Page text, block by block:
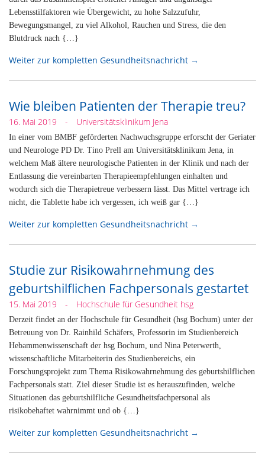
Lebensstilfaktoren wie Übergewicht, zu hohe Salzzufuhr,
Bewegungsmangel, zu viel Alkohol, Rauchen und Stress, die den
Blutdruck nach {…}
Weiter zur kompletten Gesundheitsnachricht →
Wie bleiben Patienten der Therapie treu?
16. Mai 2019 - Universitätsklinikum Jena
In einer vom BMBF geförderten Nachwuchsgruppe erforscht der Geriater
und Neurologe PD Dr. Tino Prell am Universitätsklinikum Jena, in
welchem Maß ältere neurologische Patienten in der Klinik und nach der
Entlassung die vereinbarten Therapieempfehlungen einhalten und
wodurch sich die Therapietreue verbessern lässt. Das Mittel vertrage ich
nicht, die Tablette habe ich vergessen, ich weiß gar {…}
Weiter zur kompletten Gesundheitsnachricht →
Studie zur Risikowahrnehmung des
geburtshilflichen Fachpersonals gestartet
15. Mai 2019 - Hochschule für Gesundheit hsg
Derzeit findet an der Hochschule für Gesundheit (hsg Bochum) unter der
Betreuung von Dr. Rainhild Schäfers, Professorin im Studienbereich
Hebammenwissenschaft der hsg Bochum, und Nina Peterwerth,
wissenschaftliche Mitarbeiterin des Studienbereichs, ein
Forschungsprojekt zum Thema Risikowahrnehmung des geburtshilflichen
Fachpersonals statt. Ziel dieser Studie ist es herauszufinden, welche
Situationen das geburtshilfliche Gesundheitsfachpersonal als
risikobehaftet wahrnimmt und ob {…}
Weiter zur kompletten Gesundheitsnachricht →